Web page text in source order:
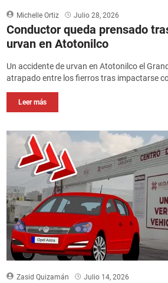
Michelle Ortiz Julio 28, 2026
Conductor queda prensado
urvan en Atotonilco
Un accidente de urvan en Atotonilco el
atrapado entre los fierros tras impactarse
Leer más
Zasid Quizamán Julio 14, 2026